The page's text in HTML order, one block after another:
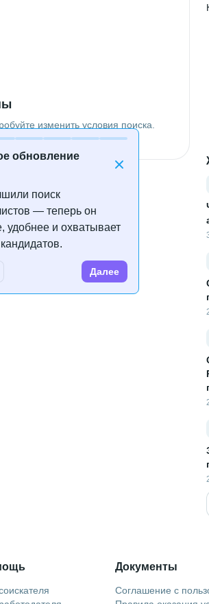
обновление
поиск
— теперь он
удобнее и охватывает
Далее
изменить условия поиска.
Документы
Соглашение с